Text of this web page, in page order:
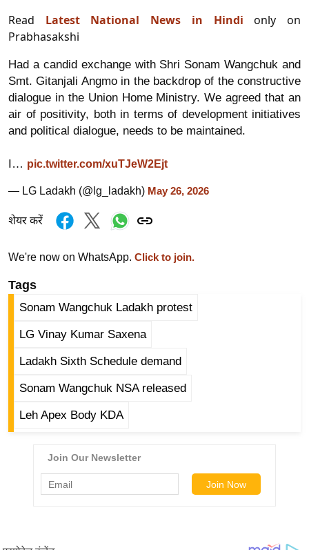
फि
स
मी
क्षा
B
r
k
n
N
e
w
ला
इ
स्टा
इ
टी
Read Latest National News in Hindionly on
Prabhasakshi
Had a candid exchange with Shri Sonam Wangchuk and
Smt. Gitanjali Angmo in the backdrop of the constructive
dialogue in the Union Home Ministry. We agreed that an
air of positivity, both in terms of development initiatives
and political dialogue, needs to be maintained.
I… pic.twitter.com/xuTJeW2Ejt
— LG Ladakh (@lg_ladakh) May 26, 2026
शेयर करें
We're now on WhatsApp. Click to join.
Tags
Sonam Wangchuk Ladakh protest
LG Vinay Kumar Saxena
Ladakh Sixth Schedule demand
Sonam Wangchuk NSA released
Leh Apex Body KDA